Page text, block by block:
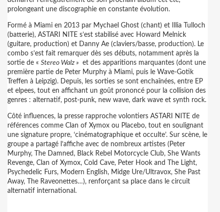
prolongeant une discographie en constante évolution.
Formé à Miami en 2013 par Mychael Ghost (chant) et Illia Tulloch
(batterie), ASTARI NITE s’est stabilisé avec Howard Melnick
(guitare, production) et Danny Ae (claviers/basse, production). Le
combo s’est fait remarquer dès ses débuts, notamment après la
sortie de « Stereo Walz » et des apparitions marquantes (dont une
première partie de Peter Murphy à Miami, puis le Wave-Gotik
Treffen à Leipzig). Depuis, les sorties se sont enchaînées, entre EP
et elpees, tout en affichant un goût prononcé pour la collision des
genres : alternatif, post-punk, new wave, dark wave et synth rock.
Côté influences, la presse rapproche volontiers ASTARI NITE de
références comme Clan of Xymox ou Placebo, tout en soulignant
une signature propre, ‘cinématographique et occulte’. Sur scène, le
groupe a partagé l’affiche avec de nombreux artistes (Peter
Murphy, The Damned, Black Rebel Motorcycle Club, She Wants
Revenge, Clan of Xymox, Cold Cave, Peter Hook and The Light,
Psychedelic Furs, Modern English, Midge Ure/Ultravox, She Past
Away, The Raveonettes…), renforçant sa place dans le circuit
alternatif international.